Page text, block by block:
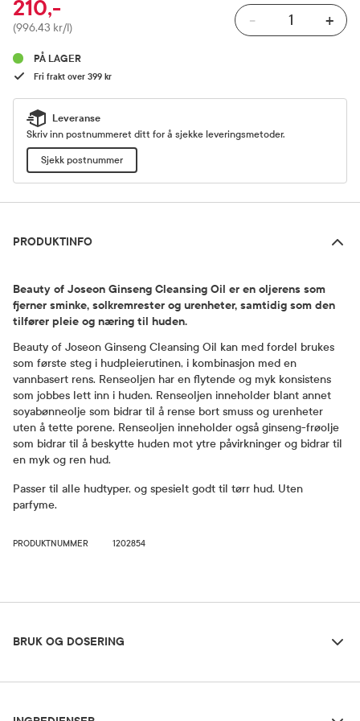
Pris
210,-
(996,43 kr/l) - +
PÅ LAGER
Fri frakt over 399 kr
Leveranse
Skriv inn postnummeret ditt for å sjekke leveringsmetoder.
Sjekk postnummer
PRODUKTINFO
Beauty of Joseon Ginseng Cleansing Oil er en oljerens som
fjerner sminke, solkremrester og urenheter, samtidig som den
tilfører pleie og næring til huden.
Beauty of Joseon Ginseng Cleansing Oil kan med fordel brukes
som første steg i hudpleierutinen, i kombinasjon med en
vannbasert rens. Renseoljen har en flytende og myk konsistens
som jobbes lett inn i huden. Renseoljen inneholder blant annet
soyabønneolje som bidrar til å rense bort smuss og urenheter
uten å tette porene. Renseoljen inneholder også ginseng-frøolje
som bidrar til å beskytte huden mot ytre påvirkninger og bidrar til
en myk og ren hud.
Passer til alle hudtyper, og spesielt godt til tørr hud. Uten
parfyme.
PRODUKTNUMMER 1202854
BRUK OG DOSERING